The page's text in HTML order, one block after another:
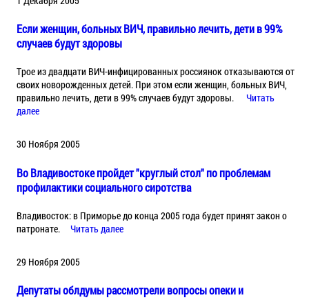
Если женщин, больных ВИЧ, правильно лечить, дети в 99%
случаев будут здоровы
Tрое из двадцати ВИЧ-инфицированных россиянок отказываются от
своих новорожденных детей. При этом если женщин, больных ВИЧ,
правильно лечить, дети в 99% случаев будут здоровы.
Читать
далее
30 Ноября 2005
Во Владивостоке пройдет "круглый стол" по проблемам
профилактики социального сиротства
Владивосток: в Приморье до конца 2005 года будет принят закон о
патронате.
Читать далее
29 Ноября 2005
Депутаты облдумы рассмотрели вопросы опеки и